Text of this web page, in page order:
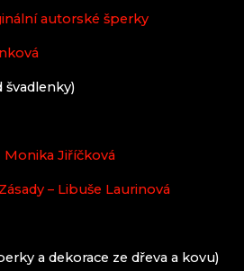
autorské šperky
švadlenky)
Monika Jiříčková
– Libuše Laurinová
a dekorace ze dřeva a kovu)